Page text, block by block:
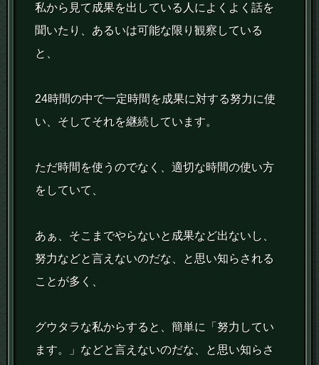
私から見て成果を出している人によくよく話を
聞いたり、あるいは可能な限り観察している
と、
24時間の中で一定時間を成果に対する努力に使
い、そしてそれを継続しています。
ただ時間を使うのでなく、適切な時間の使い方
をしていて、
あぁ、そこまでやらないと成果など出ないし、
努力などと言えないのだな、と思い知らされる
ことが多く、
グウタラな私からすると、簡単に「努力してい
ます。」などと言えないのだな、と思い知らさ